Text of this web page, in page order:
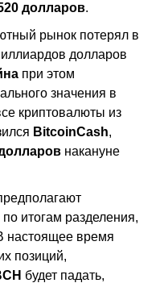
долларов.
рынок потерял в
долларов
при этом
значения в
криптовалюты из
BitcoinCash,
накануне
по итогам разделения,
настоящее время
позиций,
будет падать,